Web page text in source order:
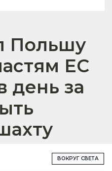
Польшу
ЕС
день за
ВОКРУГ СВЕТА